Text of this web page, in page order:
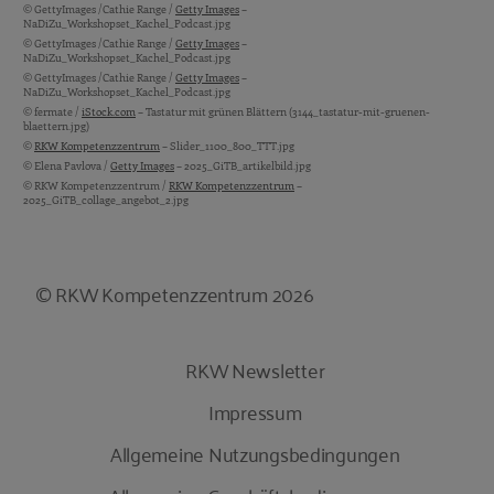
© GettyImages /Cathie Range / Getty Images–
NaDiZu_Workshopset_Kachel_Podcast.jpg
© GettyImages /Cathie Range / Getty Images–
NaDiZu_Workshopset_Kachel_Podcast.jpg
© GettyImages /Cathie Range / Getty Images–
NaDiZu_Workshopset_Kachel_Podcast.jpg
© fermate / iStock.com– Tastatur mit grünen Blättern (3144_tastatur-mit-gruenen-
blaettern.jpg)
©RKW Kompetenzzentrum– Slider_1100_800_TTT.jpg
© Elena Pavlova / Getty Images– 2025_GiTB_artikelbild.jpg
© RKW Kompetenzzentrum / RKW Kompetenzzentrum–
2025_GiTB_collage_angebot_2.jpg
© RKW Kompetenzzentrum 2026
RKW Newsletter
Impressum
Allgemeine Nutzungsbedingungen